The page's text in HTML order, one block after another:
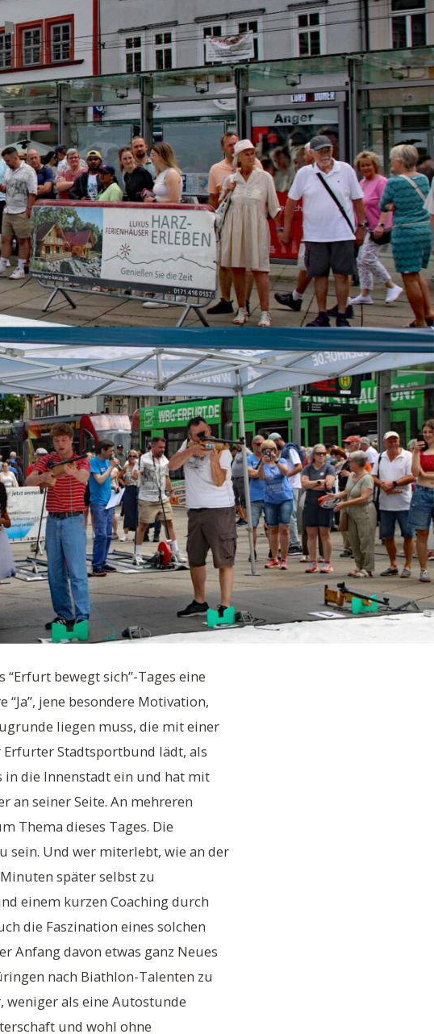
bewegt sich”-Tages eine
jene besondere Motivation,
liegen muss, die mit einer
Stadtsportbund lädt, als
in die Innenstadt ein und hat mit
an seiner Seite. An mehreren
Thema dieses Tages. Die
sein. Und wer miterlebt, wie an der
später selbst zu
einem kurzen Coaching durch
die Faszination eines solchen
Anfang davon etwas ganz Neues
nach Biathlon-Talenten zu
weniger als eine Autostunde
und wohl ohne